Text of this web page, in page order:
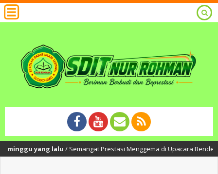
yang lalu/ Semangat Prestasi Menggema di Upacara Bendera